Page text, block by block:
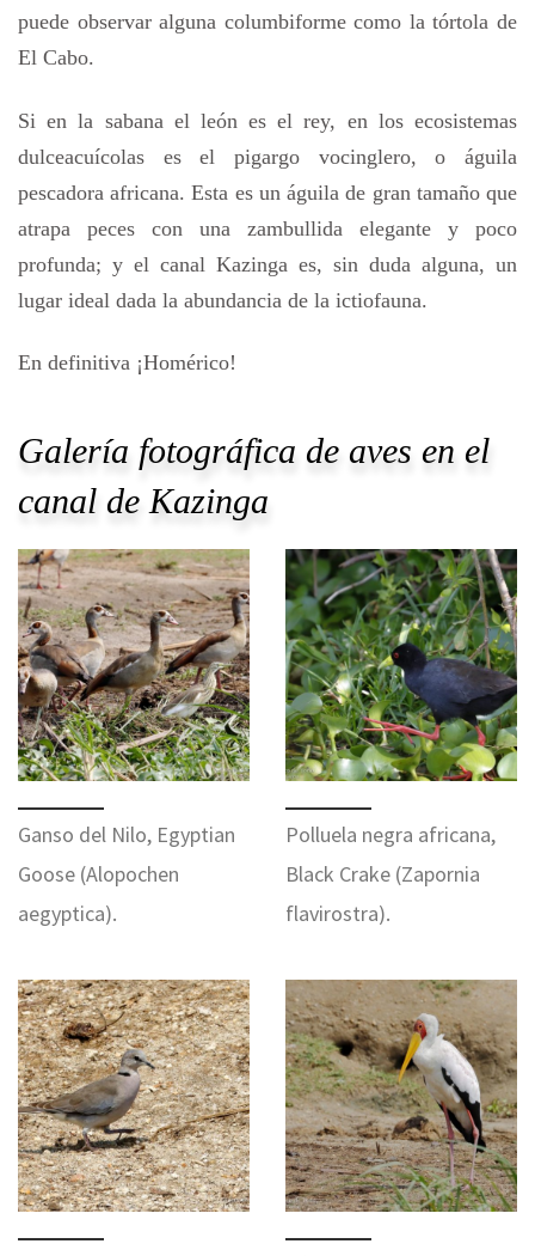
puede observar alguna columbiforme como la tórtola de
El Cabo.
Si en la sabana el león es el rey, en los ecosistemas
dulceacuícolas es el pigargo vocinglero, o águila
pescadora africana. Esta es un águila de gran tamaño que
atrapa peces con una zambullida elegante y poco
profunda; y el canal Kazinga es, sin duda alguna, un
lugar ideal dada la abundancia de la ictiofauna.
En definitiva ¡Homérico!
Galería fotográfica de aves en el
canal de Kazinga
Ganso del Nilo, Egyptian
Goose (Alopochen
aegyptica).
Polluela negra africana,
Black Crake (Zapornia
flavirostra).